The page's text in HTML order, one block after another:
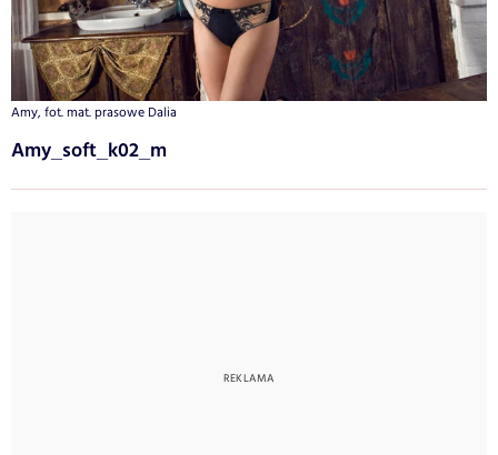
Amy, fot. mat. prasowe Dalia
Amy_soft_k02_m